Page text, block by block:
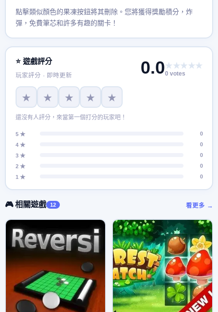
點擊類似顏色的果凍按鈕將其刪除。您將獲得獎勵積分，炸
彈，免費筆芯和許多有趣的關卡！
⭐ 遊戲評分
玩家評分 · 即時更新 0.0★★★★★
0 votes
★ ★ ★ ★ ★
還沒有人評分，來當第一個打分的玩家吧！
5 ★
0
4 ★
0
3 ★
0
2 ★
0
1 ★
0
🎮 相關遊戲 12 看更多 →